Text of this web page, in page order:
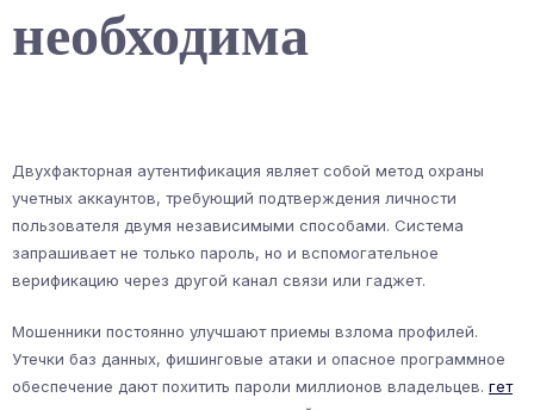
необходима
Двухфакторная аутентификация являет собой метод охраны
учетных аккаунтов, требующий подтверждения личности
пользователя двумя независимыми способами. Система
запрашивает не только пароль, но и вспомогательное
верификацию через другой канал связи или гаджет.
Мошенники постоянно улучшают приемы взлома профилей.
Утечки баз данных, фишинговые атаки и опасное программное
обеспечение дают похитить пароли миллионов владельцев. гет